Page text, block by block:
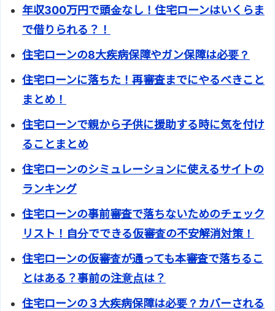
年収300万円で頭金なし！住宅ローンはいくらま
で借りられる？！
住宅ローンの8大疾病保障やガン保障は必要？
住宅ローンに落ちた！再審査までにやるべきこと
まとめ！
住宅ローンで親から子供に援助する時に気を付け
ることまとめ
住宅ローンのシミュレーションに使えるサイトの
ランキング
住宅ローンの事前審査で落ちないためのチェック
リスト！自分でできる仮審査の不安解消対策！
住宅ローンの仮審査が通っても本審査で落ちるこ
とはある？事前の注意点は？
住宅ローンの３大疾病保障は必要？カバーされる